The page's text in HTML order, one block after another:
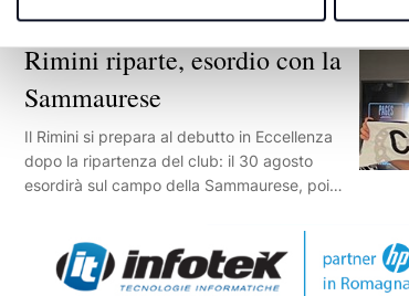
CALCIO: Eccellenza, il
Rimini riparte, esordio con la
Sammaurese
Il Rimini si prepara al debutto in Eccellenza
dopo la ripartenza del club: il 30 agosto
esordirà sul campo della Sammaurese, poi
Intanto, oggi alle 18 a Senigallia la squadra
di Gadda scenderà in campo per la prima
amichevole della nuova stagione.